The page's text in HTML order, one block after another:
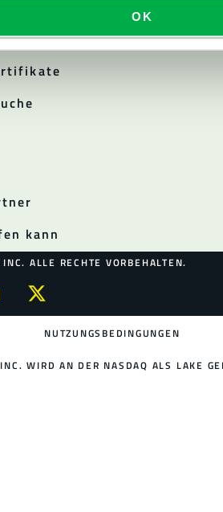
OK
kann
ALLE RECHTE VORBEHALTEN.
NUTZUNGSBEDINGUNGEN
WIRD AN DER NASDAQ ALS LAKE